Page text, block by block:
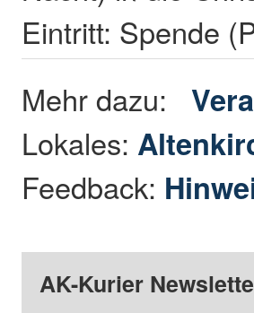
Eintritt: Spende
Mehr dazu:
Lokales:
Feedback:
AK-Kurier